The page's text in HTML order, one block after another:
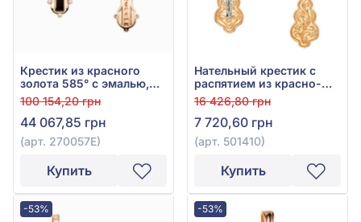
Крестик из красного
золота 585° с эмалью,
арт. 270057Е
100 154,20 грн
44 067,85 грн
(арт. 270057Е)
Купить
Нательный крестик с
распятием из красно-
белого золота 585°, арт.
501410
16 426,80 грн
7 720,60 грн
(арт. 501410)
Купить
-53% -53%